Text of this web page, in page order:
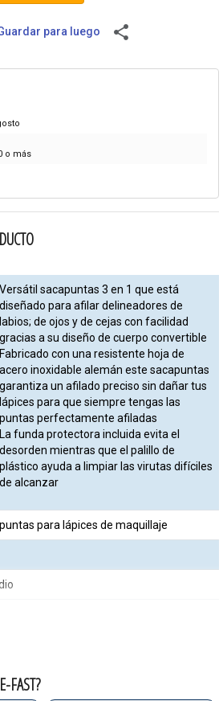
para luego share
o más
Versátil sacapuntas 3 en 1 que está
diseñado para afilar delineadores de
labios; de ojos y de cejas con facilidad
gracias a su diseño de cuerpo convertible
Fabricado con una resistente hoja de
acero inoxidable alemán este sacapuntas
garantiza un afilado preciso sin dañar tus
lápices para que siempre tengas las
puntas perfectamente afiladas
La funda protectora incluida evita el
desorden mientras que el palillo de
plástico ayuda a limpiar las virutas difíciles
de alcanzar
para lápices de maquillaje
FAST?